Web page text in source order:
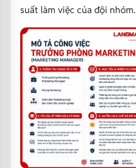
suất làm việc của đội nhóm.